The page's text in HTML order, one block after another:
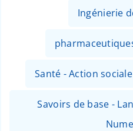
Ingénierie
Santé - Action
Savoirs de base -